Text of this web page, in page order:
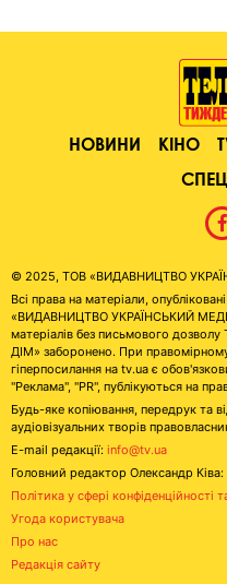
НОВИНИ КІНО
© 2025, ТОВ «ВИДАВНИЦТВО
Всі права на матеріали,
«ВИДАВНИЦТВО УКРАЇНСЬКИЙ
матеріалів без письмового
ДІМ» заборонено. При
гіперпосилання на tv.ua є
"Реклама", "PR", публікуються на
Будь-яке копіювання, передрук та
аудіовізуальних творів
E-mail редакції: info@tv.ua
Головний редактор Олександр Ківа:
Політика у сфері конфіденційності
Угода користувача
Про нас
Редакція сайту